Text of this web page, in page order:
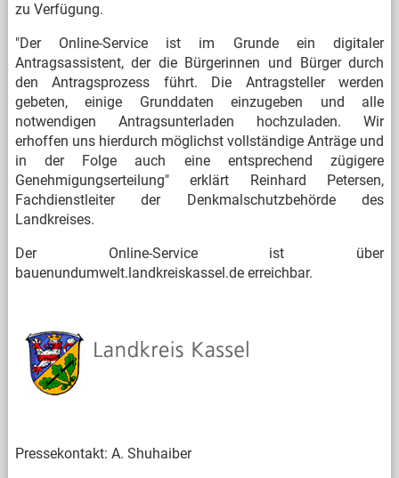
zu Verfügung.
"Der Online-Service ist im Grunde ein digitaler
Antragsassistent, der die Bürgerinnen und Bürger durch
den Antragsprozess führt. Die Antragsteller werden
gebeten, einige Grunddaten einzugeben und alle
notwendigen Antragsunterladen hochzuladen. Wir
erhoffen uns hierdurch möglichst vollständige Anträge und
in der Folge auch eine entsprechend zügigere
Genehmigungserteilung" erklärt Reinhard Petersen,
Fachdienstleiter der Denkmalschutzbehörde des
Landkreises.
Der Online-Service ist über
bauenundumwelt.landkreiskassel.de erreichbar.
Pressekontakt: A. Shuhaiber